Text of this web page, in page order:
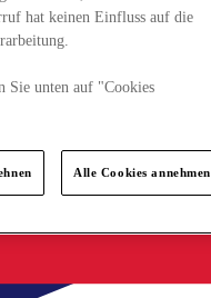
hat keinen Einfluss auf die
Sie unten auf "Cookies
Alle Cookies annehmen